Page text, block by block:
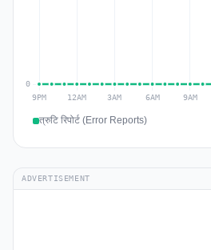
त्रुटि रिपोर्ट (Error Reports)
ADVERTISEMENT